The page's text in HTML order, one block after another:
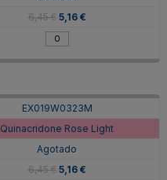
6,45 € 5,16 €
EX019W0323M
Quinacridone Rose Light
Agotado
6,45 € 5,16 €